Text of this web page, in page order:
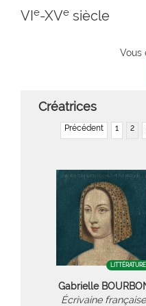
VIe-XVe siècle
Vous
Créatrices
Précédent 1 2
LITTÉRATURE
Gabrielle
Écrivaine